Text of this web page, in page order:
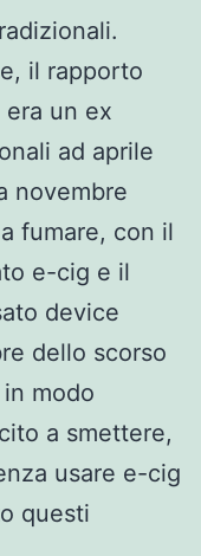
il rapporto
era un ex
ad aprile
novembre
fumare, con il
e-cig e il
device
dello scorso
modo
a smettere,
usare e-cig
questi